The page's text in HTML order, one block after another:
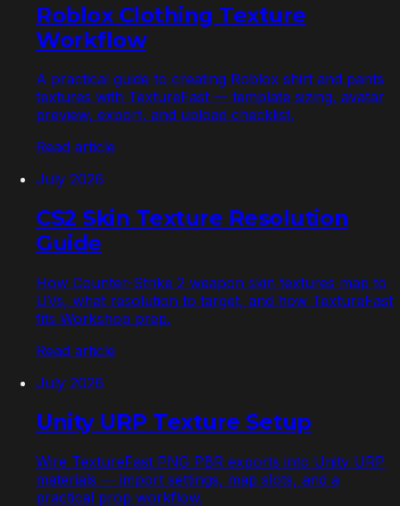
Roblox Clothing Texture
Workflow
A practical guide to creating Roblox shirt and pants
textures with TextureFast — template sizing, avatar
preview, export, and upload checklist.
Read article
July 2026
CS2 Skin Texture Resolution
Guide
How Counter-Strike 2 weapon skin textures map to
UVs, what resolution to target, and how TextureFast
fits Workshop prep.
Read article
July 2026
Unity URP Texture Setup
Wire TextureFast PNG PBR exports into Unity URP
materials — import settings, map slots, and a
practical prop workflow.